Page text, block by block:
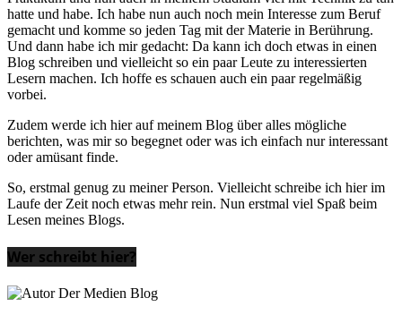
hatte und habe. Ich habe nun auch noch mein Interesse zum Beruf
gemacht und komme so jeden Tag mit der Materie in Berührung.
Und dann habe ich mir gedacht: Da kann ich doch etwas in einen
Blog schreiben und vielleicht so ein paar Leute zu interessierten
Lesern machen. Ich hoffe es schauen auch ein paar regelmäßig
vorbei.
Zudem werde ich hier auf meinem Blog über alles mögliche
berichten, was mir so begegnet oder was ich einfach nur interessant
oder amüsant finde.
So, erstmal genug zu meiner Person. Vielleicht schreibe ich hier im
Laufe der Zeit noch etwas mehr rein. Nun erstmal viel Spaß beim
Lesen meines Blogs.
Wer schreibt hier?